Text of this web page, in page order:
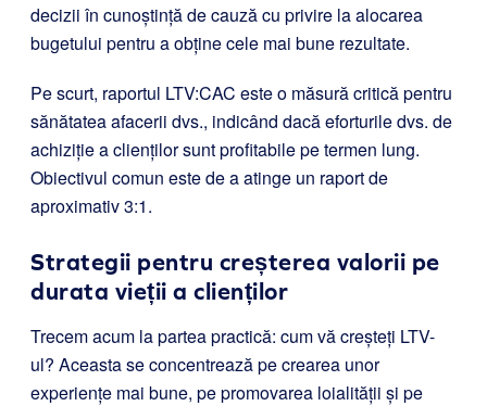
decizii în cunoștință de cauză cu privire la alocarea
bugetului pentru a obține cele mai bune rezultate.
Pe scurt, raportul LTV:CAC este o măsură critică pentru
sănătatea afacerii dvs., indicând dacă eforturile dvs. de
achiziție a clienților sunt profitabile pe termen lung.
Obiectivul comun este de a atinge un raport de
aproximativ 3:1.
Strategii pentru creșterea valorii pe
durata vieții a clienților
Trecem acum la partea practică: cum vă creșteți LTV-
ul? Aceasta se concentrează pe crearea unor
experiențe mai bune, pe promovarea loialității și pe